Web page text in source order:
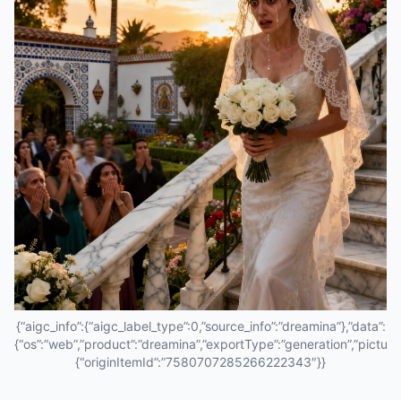
{“aigc_info”:{“aigc_label_type”:0,”source_info”:”dreamina”},”data”:
{“originItemId”:”7580707285266222343″}}